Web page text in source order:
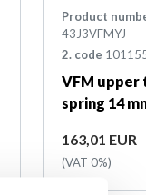
Product
43J3VFMYJ
2. code
VFM upper
spring 14
Price
163,01 EUR
(VAT 0%)